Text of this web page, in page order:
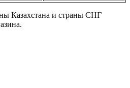
Казахстана и страны СНГ